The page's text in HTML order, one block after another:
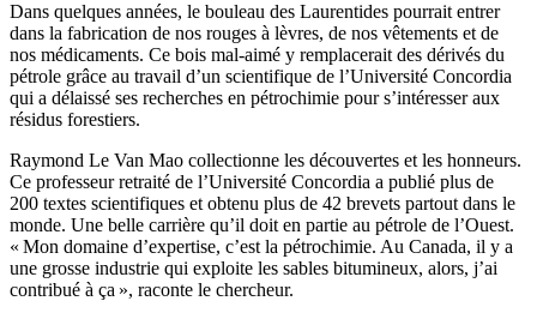
Dans quelques années, le bouleau des Laurentides pourrait entrer
dans la fabrication de nos rouges à lèvres, de nos vêtements et de
nos médicaments. Ce bois mal-aimé y remplacerait des dérivés du
pétrole grâce au travail d’un scientifique de l’Université Concordia
qui a délaissé ses recherches en pétrochimie pour s’intéresser aux
résidus forestiers.
Raymond Le Van Mao collectionne les découvertes et les honneurs.
Ce professeur retraité de l’Université Concordia a publié plus de
200 textes scientifiques et obtenu plus de 42 brevets partout dans le
monde. Une belle carrière qu’il doit en partie au pétrole de l’Ouest.
« Mon domaine d’expertise, c’est la pétrochimie. Au Canada, il y a
une grosse industrie qui exploite les sables bitumineux, alors, j’ai
contribué à ça », raconte le chercheur.